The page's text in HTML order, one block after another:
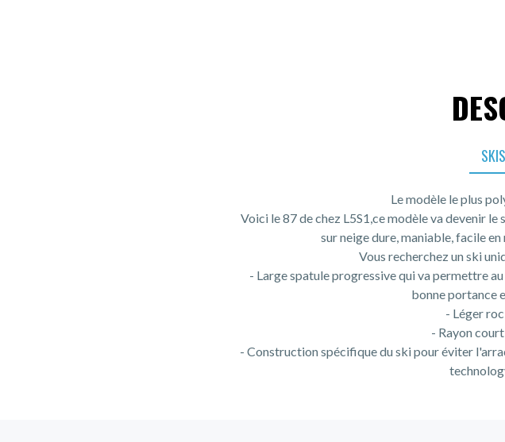
SKIS
Le modèle le plus
Voici le 87 de chez L5S1,ce modèle va devenir
sur neige dure, maniable, facile
Vous recherchez un ski
- Large spatule progressive qui va permettre
bonne portance
- Léger
- Rayon
- Construction spécifique du ski pour éviter